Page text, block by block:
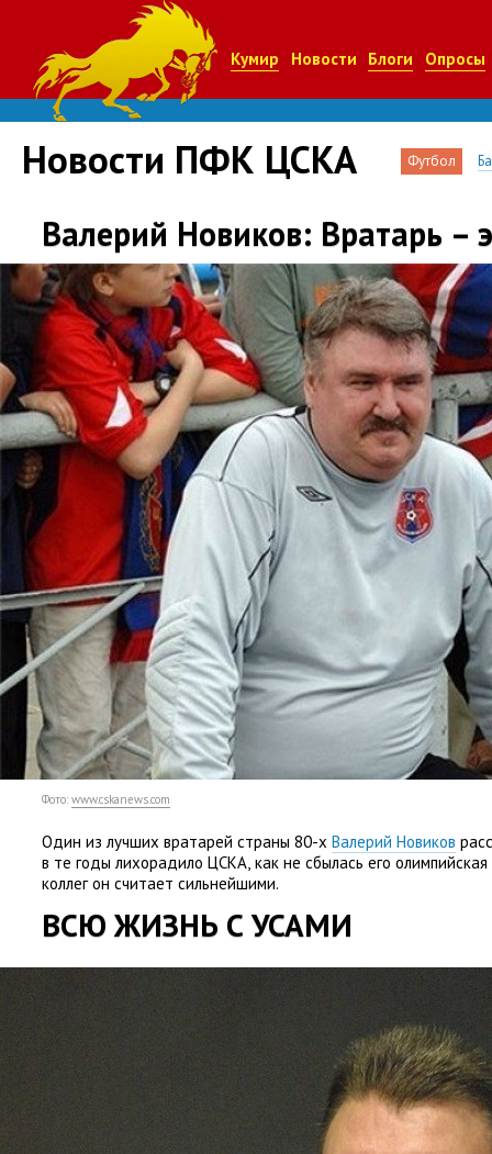
Кумир Новости Блоги Опросы
Новости ПФК ЦСКА Футбол
Валерий Новиков: Вратарь –
Фото: www.cskanews.com
Один из лучших вратарей страны 80-х Валерий Новиков
в те годы лихорадило ЦСКА, как не сбылась его
коллег он считает сильнейшими.
ВСЮ ЖИЗНЬ С УСАМИ